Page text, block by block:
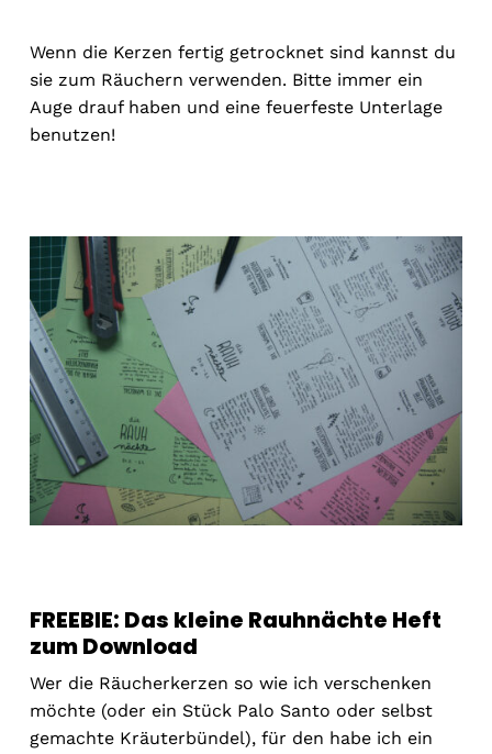
Wenn die Kerzen fertig getrocknet sind kannst du
sie zum Räuchern verwenden. Bitte immer ein
Auge drauf haben und eine feuerfeste Unterlage
benutzen!
FREEBIE: Das kleine Rauhnächte Heft
zum Download
Wer die Räucherkerzen so wie ich verschenken
möchte (oder ein Stück Palo Santo oder selbst
gemachte Kräuterbündel), für den habe ich ein